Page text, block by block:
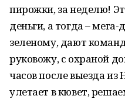
пирожки, за неделю!
деньги, а тогда –
зеленому, дают
руковожу, с охраной
часов после выезда из
улетает в кювет,